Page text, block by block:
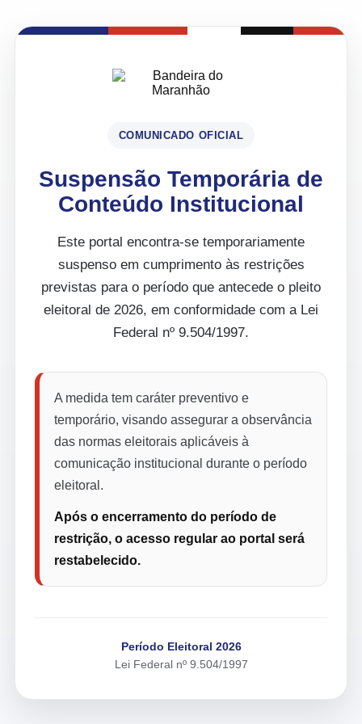
COMUNICADO OFICIAL
Suspensão Temporária de
Conteúdo Institucional
Este portal encontra-se temporariamente
suspenso em cumprimento às restrições
previstas para o período que antecede o pleito
eleitoral de 2026, em conformidade com a Lei
Federal nº 9.504/1997.
A medida tem caráter preventivo e
temporário, visando assegurar a observância
das normas eleitorais aplicáveis à
comunicação institucional durante o período
eleitoral.
Após o encerramento do período de
restrição, o acesso regular ao portal será
restabelecido.
Período Eleitoral 2026
Lei Federal nº 9.504/1997